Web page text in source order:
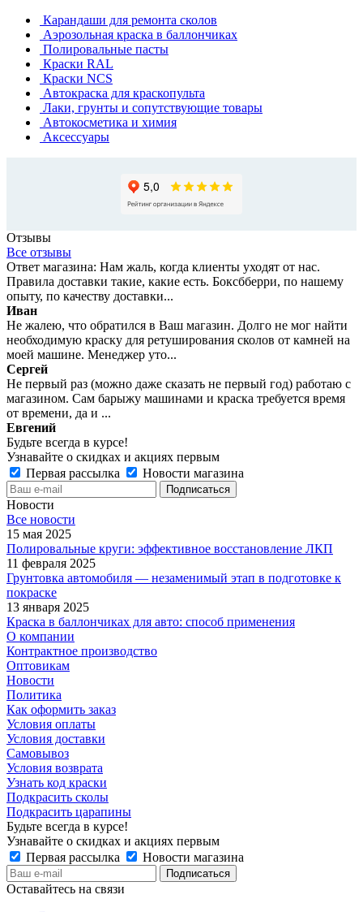
Карандаши для ремонта сколов
Аэрозольная краска в баллончиках
Полировальные пасты
Краски RAL
Краски NCS
Автокраска для краскопульта
Лаки, грунты и сопутствующие товары
Автокосметика и химия
Аксессуары
Отзывы
Все отзывы
Ответ магазина: Нам жаль, когда клиенты уходят от нас.
Правила доставки такие, какие есть. Боксбберри, по нашему
опыту, по качеству доставки...
Иван
Не жалею, что обратился в Ваш магазин. Долго не мог найти
необходимую краску для ретуширования сколов от камней на
моей машине. Менеджер уто...
Сергей
Не первый раз (можно даже сказать не первый год) работаю с
магазином. Сам барыжу машинами и краска требуется время
от времени, да и ...
Евгений
Будьте всегда в курсе!
Узнавайте о скидках и акциях первым
Первая рассылка
Новости магазина
Новости
Все новости
15 мая 2025
Полировальные круги: эффективное восстановление ЛКП
11 февраля 2025
Грунтовка автомобиля — незаменимый этап в подготовке к
покраске
13 января 2025
Краска в баллончиках для авто: способ применения
О компании
Контрактное производство
Оптовикам
Новости
Политика
Как оформить заказ
Условия оплаты
Условия доставки
Самовывоз
Условия возврата
Узнать код краски
Подкрасить сколы
Подкрасить царапины
Будьте всегда в курсе!
Узнавайте о скидках и акциях первым
Первая рассылка
Новости магазина
Оставайтесь на связи